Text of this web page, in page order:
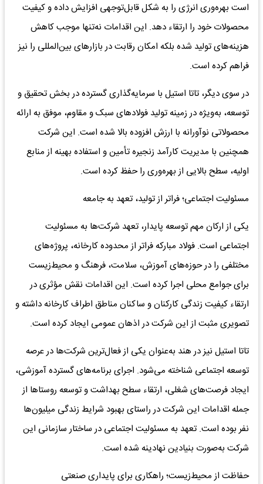
است بهره‌وری انرژی را به شکل قابل‌توجهی افزایش داده و کیفیت
محصولات خود را ارتقاء دهد. این اقدامات نه‌تنها موجب کاهش
هزینه‌های تولید شده بلکه امکان رقابت در بازارهای بین‌المللی را نیز
فراهم کرده است.
در سوی دیگر، تاتا استیل با سرمایه‌گذاری گسترده در بخش تحقیق و
توسعه، به‌ویژه در زمینه تولید فولادهای سبک و مقاوم، موفق به ارائه
محصولاتی نوآورانه با ارزش افزوده بالا شده است. این شرکت
همچنین با مدیریت کارآمد زنجیره تأمین و استفاده بهینه از منابع
اولیه، سطح بالایی از بهره‌وری را حفظ کرده است.
مسئولیت اجتماعی؛ فراتر از تولید، تعهد به جامعه
یکی از ارکان مهم توسعه پایدار، تعهد شرکت‌ها به مسئولیت
اجتماعی است. فولاد مبارکه فراتر از محدوده کارخانه، پروژه‌های
مختلفی را در حوزه‌های آموزش، سلامت، فرهنگ و محیط‌زیست
برای جوامع محلی اجرا کرده است. این اقدامات نقش مؤثری در
ارتقاء کیفیت زندگی کارکنان و ساکنان مناطق اطراف کارخانه داشته و
تصویری مثبت از این شرکت در اذهان عمومی ایجاد کرده است.
تاتا استیل نیز در هند به‌عنوان یکی از فعال‌ترین شرکت‌ها در عرصه
توسعه اجتماعی شناخته می‌شود. اجرای برنامه‌های گسترده آموزشی،
ایجاد فرصت‌های شغلی، ارتقاء سطح بهداشت و توسعه روستاها از
جمله اقدامات این شرکت در راستای بهبود شرایط زندگی میلیون‌ها
نفر بوده است. تعهد به مسئولیت اجتماعی در ساختار سازمانی این
شرکت به‌صورت بنیادین نهادینه شده است.
حفاظت از محیط‌زیست؛ راهکاری برای پایداری صنعتی